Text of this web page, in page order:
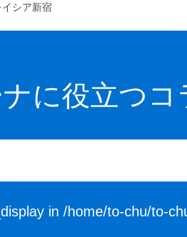
イシア新宿
に役立つコ
in /home/to-chu/to-